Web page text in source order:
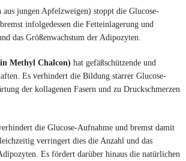
aus jungen Apfelzweigen) stoppt die Glucose-
infolgedessen die Fetteinlagerung und
das Größenwachstum der Adipozyten.
Methyl Chalcon) hat gefäßschützende und
Es verhindert die Bildung starrer Glucose-
der kollagenen Fasern und zu Druckschmerzen
die Glucose-Aufnahme und bremst damit
verringert dies die Anzahl und das
Es fördert darüber hinaus die natürlichen